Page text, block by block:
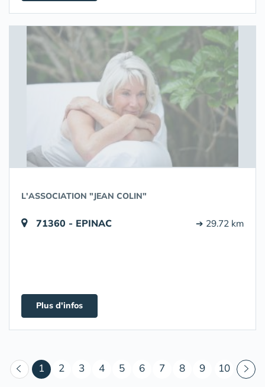
L'ASSOCIATION "JEAN COLIN"
71360 - EPINAC ➔ 29.72 km
Plus d'infos
1 (courant)
2 3 4 5 6 7 8 9 10